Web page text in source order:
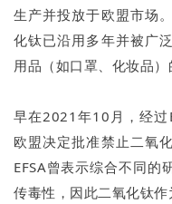
生产并投放于欧盟市场
化钛已沿用多年并被广
用品（如口罩、化妆品）
早在2021年10月，经过
欧盟决定批准禁止二氧
EFSA曾表示综合不同的
传毒性，因此二氧化钛作